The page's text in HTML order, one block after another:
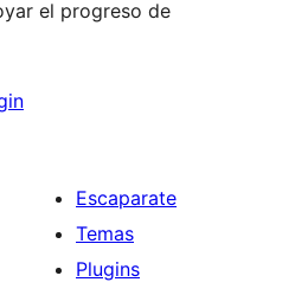
el progreso de
Escaparate
Temas
Plugins